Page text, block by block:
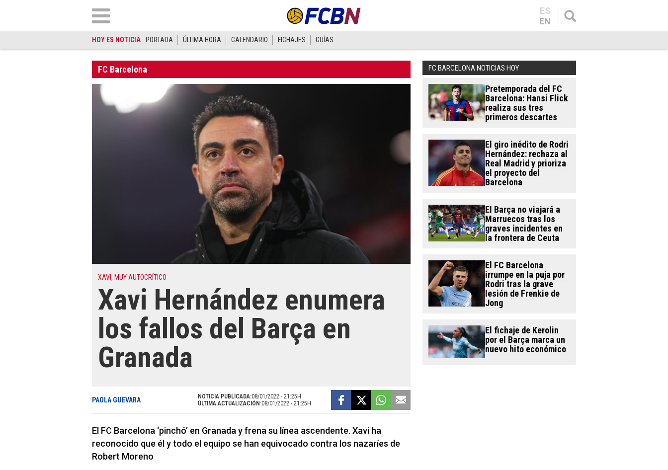
ES
EN
HOY ES NOTICIA PORTADA ÚLTIMA HORA CALENDARIO FICHAJES GUÍAS
FC Barcelona
XAVI, MUY AUTOCRÍTICO
Xavi Hernández enumera
los fallos del Barça en
Granada
PAOLA GUEVARA NOTICIA PUBLICADA:08/01/2022 - 21:25H
ÚLTIMA ACTUALIZACIÓN:08/01/2022 - 21:25H
El FC Barcelona ‘pinchó’ en Granada y frena su línea ascendente. Xavi ha
reconocido que él y todo el equipo se han equivocado contra los nazaríes de
Robert Moreno
FC BARCELONA NOTICIAS HOY
Pretemporada del FC
Barcelona: Hansi Flick
realiza sus tres
primeros descartes
El giro inédito de Rodri
Hernández: rechaza al
Real Madrid y prioriza
el proyecto del
Barcelona
El Barça no viajará a
Marruecos tras los
graves incidentes en
la frontera de Ceuta
El FC Barcelona
irrumpe en la puja por
Rodri tras la grave
lesión de Frenkie de
Jong
El fichaje de Kerolin
por el Barça marca un
nuevo hito económico